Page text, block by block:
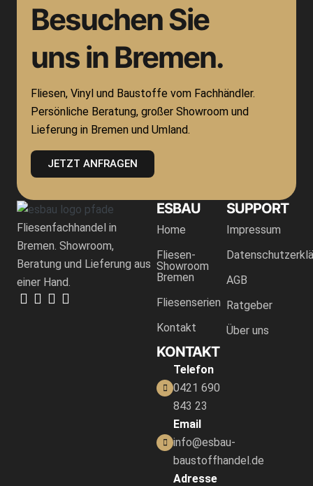
Besuchen Sie
uns in Bremen.
Fliesen, Vinyl und Baustoffe vom Fachhändler.
Persönliche Beratung, großer Showroom und
Lieferung in Bremen und Umland.
JETZT ANFRAGEN
Fliesenfachhandel in
Bremen. Showroom,
Beratung und Lieferung aus
einer Hand.
ESBAU
Home
Fliesen-
Showroom
Bremen
Fliesenserien
Kontakt
SUPPORT
Impressum
AGB
Ratgeber
Über uns
KONTAKT
Telefon
0421 690
843 23
Email
info@esbau-
baustoffhandel.de
Adresse